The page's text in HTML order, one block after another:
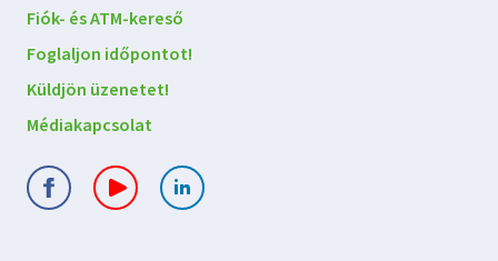
Lépjen
kapcsolatba
velünk
Fiók- és ATM-kereső
Foglaljon időpontot!
Küldjön üzenetet!
Médiakapcsolat